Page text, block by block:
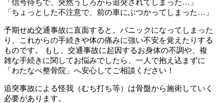
「信号待ちで、突然うしろから追突されてしまった…」
「ちょっとした不注意で、前の車にぶつかってしまった…」
予期せぬ交通事故に直面すると、パニックになってしまった
り、これからの手続きや体の痛みに強い不安を覚えたりする
ものです。 もし、交通事故に起因するお身体の不調や、複
雑な手続きに関してお悩みでしたら、一人で抱え込まずに
「わたなべ整骨院」へ安心してご相談ください！
追突事故による怪我（むち打ち等）は骨盤から施術していく
必要があります。